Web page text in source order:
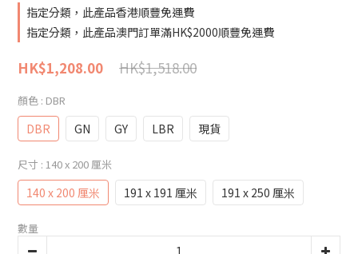
指定分類，此產品香港順豐免運費
指定分類，此產品澳門訂單滿HK$2000順豐免運費
HK$1,518.00
HK$1,208.00
顏色 : DBR
DBR GN GY LBR 現貨
尺寸 : 140 x 200 厘米
140 x 200 厘米 191 x 191 厘米 191 x 250 厘米
數量